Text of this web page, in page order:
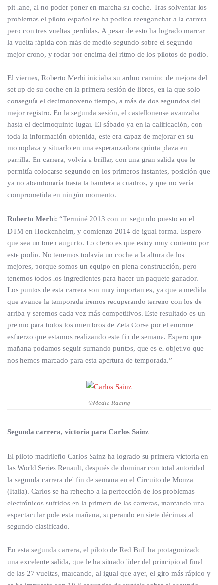
pit lane, al no poder poner en marcha su coche. Tras solventar los
problemas el piloto español se ha podido reenganchar a la carrera
pero con tres vueltas perdidas. A pesar de esto ha logrado marcar
la vuelta rápida con más de medio segundo sobre el segundo
mejor crono, y rodar por encima del ritmo de los pilotos de podio.
El viernes, Roberto Merhi iniciaba su arduo camino de mejora del
set up de su coche en la primera sesión de libres, en la que solo
conseguía el decimonoveno tiempo, a más de dos segundos del
mejor registro. En la segunda sesión, el castellonense avanzaba
hasta el decimoquinto lugar. El sábado ya en la calificación, con
toda la información obtenida, este era capaz de mejorar en su
monoplaza y situarlo en una esperanzadora quinta plaza en
parrilla. En carrera, volvía a brillar, con una gran salida que le
permitía colocarse segundo en los primeros instantes, posición que
ya no abandonaría hasta la bandera a cuadros, y que no vería
comprometida en ningún momento.
Roberto Merhi: “Terminé 2013 con un segundo puesto en el
DTM en Hockenheim, y comienzo 2014 de igual forma. Espero
que sea un buen augurio. Lo cierto es que estoy muy contento por
este podio. No tenemos todavía un coche a la altura de los
mejores, porque somos un equipo en plena construcción, pero
tenemos todos los ingredientes para hacer un paquete ganador.
Los puntos de esta carrera son muy importantes, ya que a medida
que avance la temporada iremos recuperando terreno con los de
arriba y seremos cada vez más competitivos. Este resultado es un
premio para todos los miembros de Zeta Corse por el enorme
esfuerzo que estamos realizando este fin de semana. Espero que
mañana podamos seguir sumando puntos, que es el objetivo que
nos hemos marcado para esta apertura de temporada.”
©Media Racing
Segunda carrera, victoria para Carlos Sainz
El piloto madrileño Carlos Sainz ha logrado su primera victoria en
las World Series Renault, después de dominar con total autoridad
la segunda carrera del fin de semana en el Circuito de Monza
(Italia). Carlos se ha rehecho a la perfección de los problemas
electrónicos sufridos en la primera de las carreras, marcando una
espectacular pole esta mañana, superando en siete décimas al
segundo clasificado.
En esta segunda carrera, el piloto de Red Bull ha protagonizado
una excelente salida, que le ha situado líder del principio al final
de las 27 vueltas, marcando, al igual que ayer, el giro más rápido y